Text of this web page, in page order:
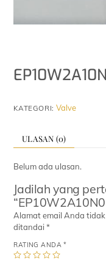
KATEGORI:Valve
ULASAN (0)
Belum ada ulasan.
Jadilah yang
Alamat email Anda
ditandai*
RATING ANDA*